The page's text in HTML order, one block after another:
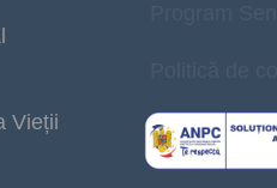
Vieții